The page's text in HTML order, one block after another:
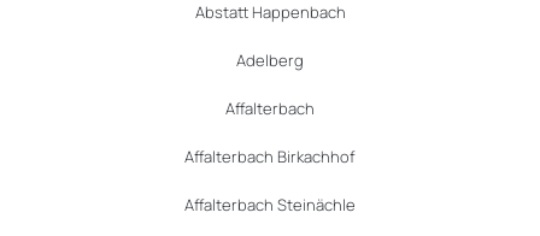
Abstatt Happenbach
Adelberg
Affalterbach
Affalterbach Birkachhof
Affalterbach Steinächle